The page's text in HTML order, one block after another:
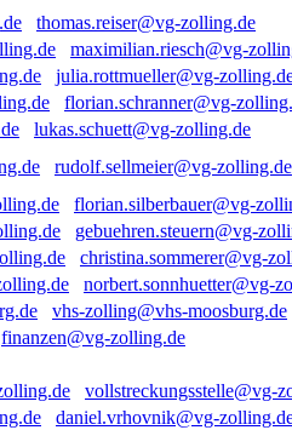
thomas.reiser@vg-zolling.de
maximilian.riesch@vg-
julia.rottmueller@vg-
florian.schranner@vg-
lukas.schuett@vg-zolling.de
rudolf.sellmeier@vg-zolling.de
florian.silberbauer@vg-
gebuehren.steuern@vg-
christina.sommerer@vg-
norbert.sonnhuetter@vg-
vhs-zolling@vhs-moosburg.de
finanzen@vg-zolling.de
vollstreckungsstelle@vg-
daniel.vrhovnik@vg-